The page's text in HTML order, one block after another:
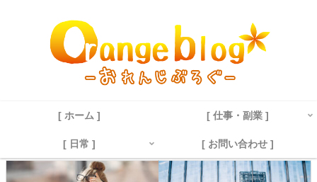
[ ホーム ] [ 仕事・副業 ]
[ 日常 ] [ お問い合わせ ]